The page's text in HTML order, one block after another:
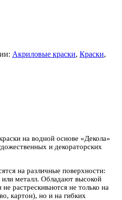
Акриловые краски, Краски,
на водной основе «Декола»
и декораторских
на различные поверхности:
металл. Обладают высокой
растрескиваются не только на
картон), но и на гибких